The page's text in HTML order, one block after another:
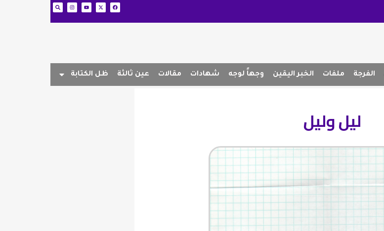
الفرجة ملفات الخبر اليقين وجهاً لوجه شهادات مقالات عين ثالثة ظل الكتابة
ليل وليل